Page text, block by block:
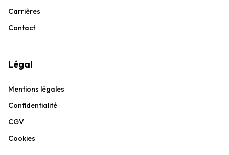
Carrières
Contact
Légal
Mentions légales
Confidentialité
CGV
Cookies